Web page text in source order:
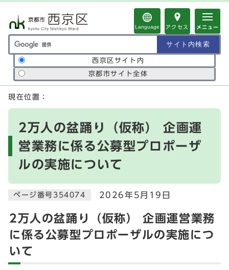
Language アクセス メニュー
サイト内検索の範囲
西京区サイト内
京都市サイト全体
ここから本文です
現在位置：
2万人の盆踊り（仮称） 企画運
営業務に係る公募型プロポーザ
ルの実施について
ページ番号354074 2026年5月19日
2万人の盆踊り（仮称） 企画運営業務
に係る公募型プロポーザルの実施につ
いて